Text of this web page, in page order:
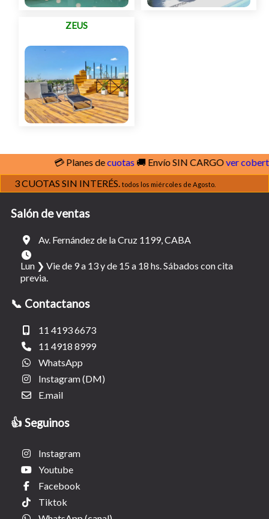
ZEUS
💳 Planes decuotas🚚 Envío SIN CARGOver cobertura
3 CUOTAS SIN INTERÉS. todos los miércoles de Agosto.
Salón de ventas
Av. Fernández de la Cruz 1199, CABA
Lun ❯ Vie de 9 a 13 y de 15 a 18 hs. Sábados con cita
previa.
📞 Contactanos
11 4193 6673
11 4918 8999
WhatsApp
Instagram (DM)
E.mail
👍 Seguinos
Instagram
Youtube
Facebook
Tiktok